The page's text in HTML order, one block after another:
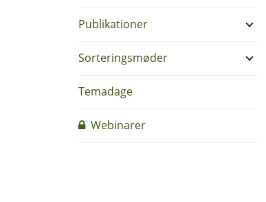
Publikationer
Sorteringsmøder
Temadage
Webinarer